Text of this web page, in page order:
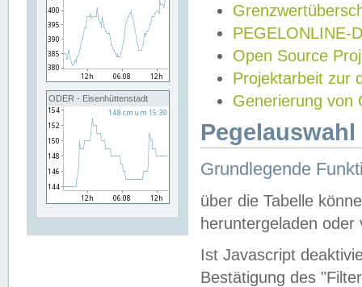
ODER - Eisenhüttenstadt
PEGELONLINE-
Open Source
Projektarbeit zur
Generierung von
Grundlegende
über die Tabelle
heruntergeladen oder
Ist Javascript
Bestätigung des